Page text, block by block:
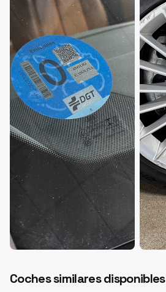
Coches similares disponibles